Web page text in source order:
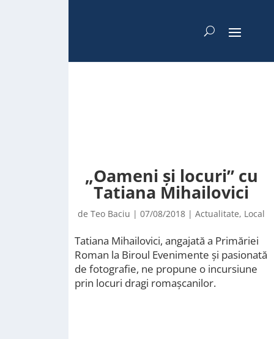
„Oameni și locuri” cu
Tatiana Mihailovici
de Teo Baciu | 07/08/2018 | Actualitate, Local
Tatiana Mihailovici, angajată a Primăriei
Roman la Biroul Evenimente și pasionată
de fotografie, ne propune o incursiune
prin locuri dragi romașcanilor.